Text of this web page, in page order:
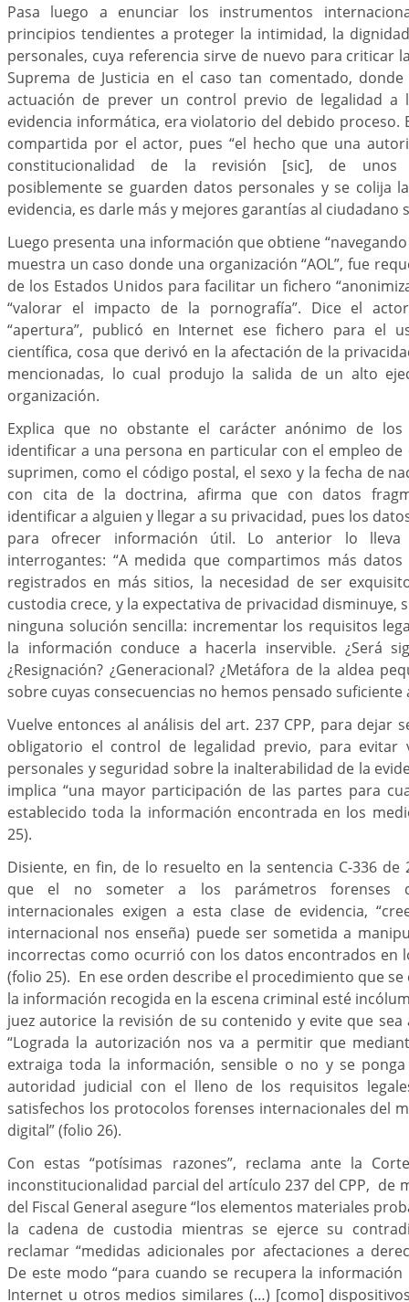
Pasa luego a enunciar los instrumentos
principios tendientes a proteger la intimidad, la
personales, cuya referencia sirve de nuevo para criticar
Suprema de Justicia en el caso tan comentado,
actuación de prever un control previo de legalidad a
evidencia informática, era violatorio del debido proceso.
compartida por el actor, pues “el hecho que una
constitucionalidad de la revisión [sic], de unos
posiblemente se guarden datos personales y se colija
evidencia, es darle más y mejores garantías al ciudadano
Luego presenta una información que obtiene
muestra un caso donde una organización “AOL”, fue
de los Estados Unidos para facilitar un fichero
“valorar el impacto de la pornografía”. Dice el
“apertura”, publicó en Internet ese fichero para el
científica, cosa que derivó en la afectación de la
mencionadas, lo cual produjo la salida de un alto
organización.
Explica que no obstante el carácter anónimo de los
identificar a una persona en particular con el empleo
suprimen, como el código postal, el sexo y la fecha de
con cita de la doctrina, afirma que con datos
identificar a alguien y llegar a su privacidad, pues los
para ofrecer información útil. Lo anterior lo
interrogantes: “A medida que compartimos más
registrados en más sitios, la necesidad de ser
custodia crece, y la expectativa de privacidad disminuye,
ninguna solución sencilla: incrementar los requisitos
la información conduce a hacerla inservible. ¿Será
¿Resignación? ¿Generacional? ¿Metáfora de la aldea
sobre cuyas consecuencias no hemos pensado suficiente
Vuelve entonces al análisis del art. 237 CPP, para dejar
obligatorio el control de legalidad previo, para evitar
personales y seguridad sobre la inalterabilidad de la
implica “una mayor participación de las partes para
establecido toda la información encontrada en los
25).
Disiente, en fin, de lo resuelto en la sentencia C-336 de
que el no someter a los parámetros forenses
internacionales exigen a esta clase de evidencia,
internacional nos enseña) puede ser sometida a
incorrectas como ocurrió con los datos encontrados en
(folio 25). En ese orden describe el procedimiento que
la información recogida en la escena criminal esté
juez autorice la revisión de su contenido y evite que sea
“Lograda la autorización nos va a permitir que
extraiga toda la información, sensible o no y se
autoridad judicial con el lleno de los requisitos
satisfechos los protocolos forenses internacionales del
digital” (folio 26).
Con estas “potísimas razones”, reclama ante la
inconstitucionalidad parcial del artículo 237 del CPP, de
del Fiscal General asegure “los elementos materiales
la cadena de custodia mientras se ejerce su
reclamar “medidas adicionales por afectaciones a
De este modo “para cuando se recupera la información
Internet u otros medios similares (…) [como]